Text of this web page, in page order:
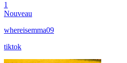
1
Nouveau
whereisemma09
tiktok